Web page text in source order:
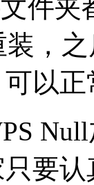
件
装，
以正
要